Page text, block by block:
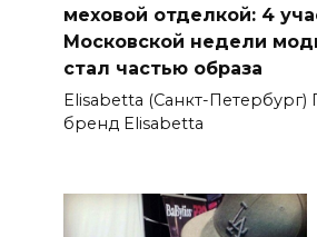
меховой отделкой: 4
Московской недели
стал частью образа
Elisabetta (Санкт-Петербург)
бренд Elisabetta